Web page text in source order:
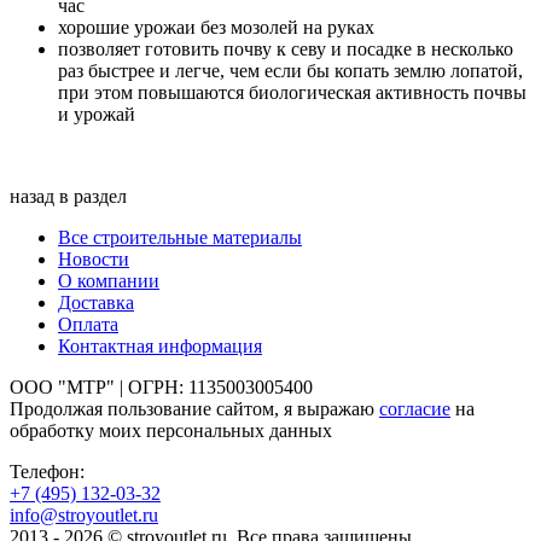
час
хорошие урожаи без мозолей на руках
позволяет готовить почву к севу и посадке в несколько
раз быстрее и легче, чем если бы копать землю лопатой,
при этом повышаются биологическая активность почвы
и урожай
назад в раздел
Все строительные материалы
Новости
О компании
Доставка
Оплата
Контактная информация
ООО "МТР" | ОГРН: 1135003005400
Продолжая пользование сайтом, я выражаю согласие на
обработку моих персональных данных
Телефон:
+7 (495) 132-03-32
info@stroyoutlet.ru
2013 - 2026 © stroyoutlet.ru. Все права защищены